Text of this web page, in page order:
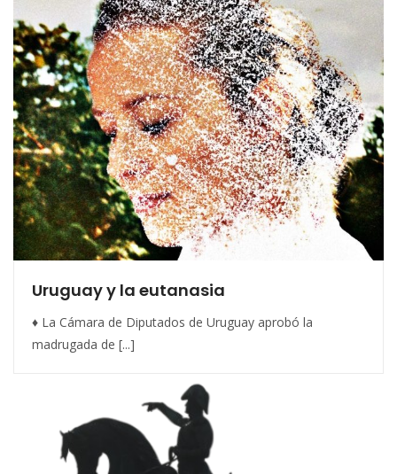
Uruguay y la eutanasia
♦ La Cámara de Diputados de Uruguay aprobó la
madrugada de [...]